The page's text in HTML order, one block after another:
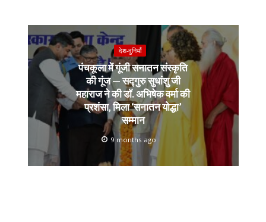
देश-दुनियाँ
पंचकूला में गूंजी सनातन संस्कृति
की गूंज — सद्गुरु सुधांशु जी
महाराज ने की डॉ. अभिषेक वर्मा की
प्रशंसा, मिला ‘सनातन योद्धा’
सम्मान
9 months ago